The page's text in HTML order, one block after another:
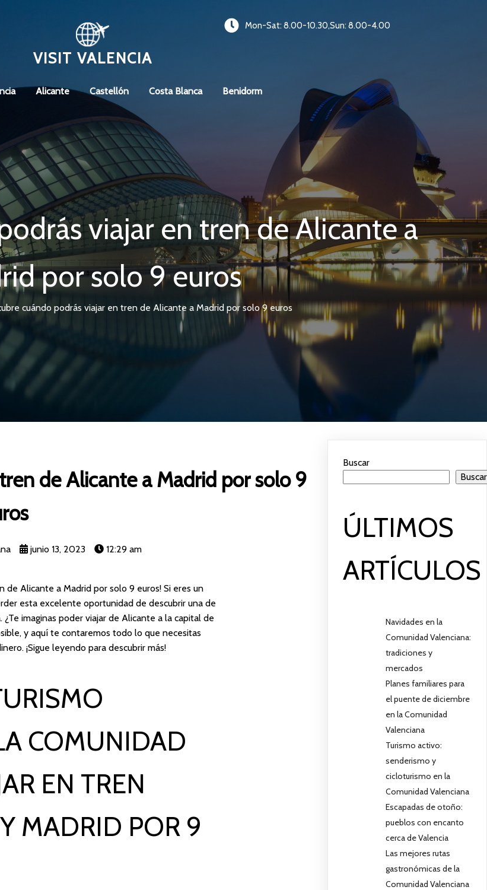
VISIT VALENCIA
Mon-Sat: 8.00-10.30,Sun: 8.00-4.00
Alicante Castellón Costa Blanca Benidorm
viajar en tren de Alicante a
por solo 9 euros
cuándo podrás viajar en tren de Alicante a Madrid por solo 9 euros
de Alicante a Madrid por solo 9
junio 13, 2023 12:29 am
de Alicante a Madrid por solo 9 euros! Si eres un
esta excelente oportunidad de descubrir una de
imaginas poder viajar de Alicante a la capital de
y aquí te contaremos todo lo que necesitas
¡Sigue leyendo para descubrir más!
COMUNIDAD
EN TREN
MADRID POR 9
Buscar
Buscar
ÚLTIMOS
ARTÍCULOS
Navidades en la
Comunidad Valenciana:
tradiciones y
mercados
Planes familiares para
el puente de diciembre
en la Comunidad
Valenciana
Turismo activo:
senderismo y
cicloturismo en la
Comunidad Valenciana
Escapadas de otoño:
pueblos con encanto
cerca de Valencia
Las mejores rutas
gastronómicas de la
Comunidad Valenciana